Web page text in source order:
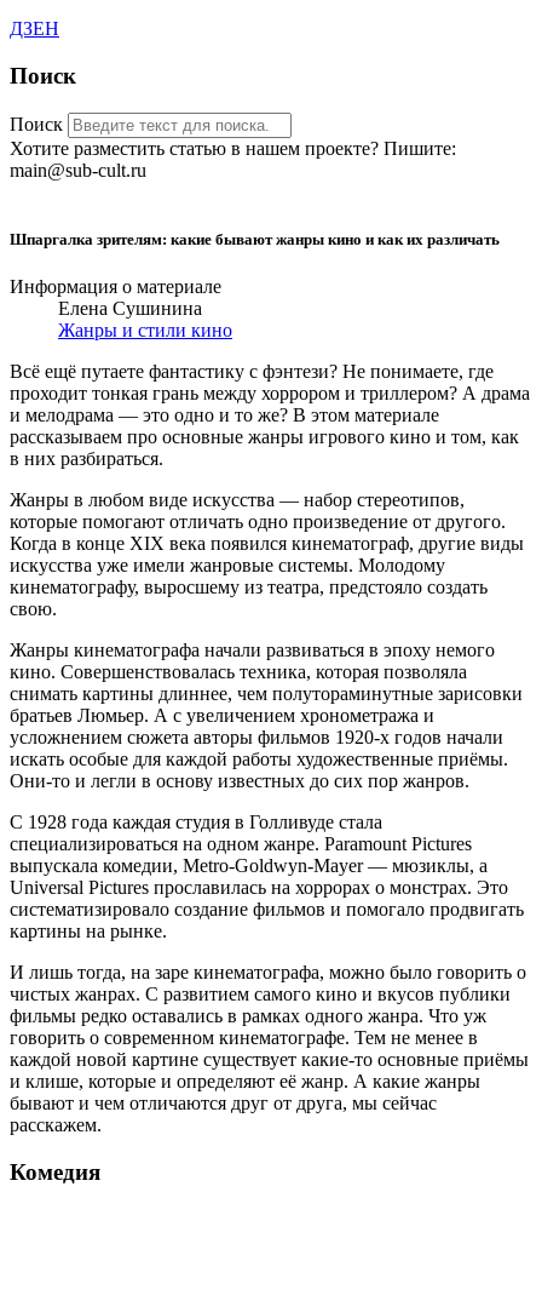
ДЗЕН
Поиск
Поиск
Хотите разместить статью в нашем проекте? Пишите:
main@sub-cult.ru
Шпаргалка зрителям: какие бывают жанры кино и как их различать
Информация о материале
Елена Сушинина
Жанры и стили кино
Всё ещё путаете фантастику с фэнтези? Не понимаете, где
проходит тонкая грань между хоррором и триллером? А драма
и мелодрама — это одно и то же? В этом материале
рассказываем про основные жанры игрового кино и том, как
в них разбираться.
Жанры в любом виде искусства — набор стереотипов,
которые помогают отличать одно произведение от другого.
Когда в конце XIX века появился кинематограф, другие виды
искусства уже имели жанровые системы. Молодому
кинематографу, выросшему из театра, предстояло создать
свою.
Жанры кинематографа начали развиваться в эпоху немого
кино. Совершенствовалась техника, которая позволяла
снимать картины длиннее, чем полутораминутные зарисовки
братьев Люмьер. А с увеличением хронометража и
усложнением сюжета авторы фильмов 1920-х годов начали
искать особые для каждой работы художественные приёмы.
Они-то и легли в основу известных до сих пор жанров.
С 1928 года каждая студия в Голливуде стала
специализироваться на одном жанре. Paramount Pictures
выпускала комедии, Metro-Goldwyn-Mayer — мюзиклы, а
Universal Pictures прославилась на хоррорах о монстрах. Это
систематизировало создание фильмов и помогало продвигать
картины на рынке.
И лишь тогда, на заре кинематографа, можно было говорить о
чистых жанрах. С развитием самого кино и вкусов публики
фильмы редко оставались в рамках одного жанра. Что уж
говорить о современном кинематографе. Тем не менее в
каждой новой картине существует какие-то основные приёмы
и клише, которые и определяют её жанр. А какие жанры
бывают и чем отличаются друг от друга, мы сейчас
расскажем.
Комедия